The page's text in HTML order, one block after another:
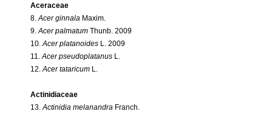
Aceraceae
8.Acer ginnala Maxim.
9.Acer palmatum Thunb. 2009
10.Acer platanoides L. 2009
11.Acer pseudoplatanus L.
12.Acer tataricum L.
Actinidiaceae
13.Actinidia melanandra Franch.